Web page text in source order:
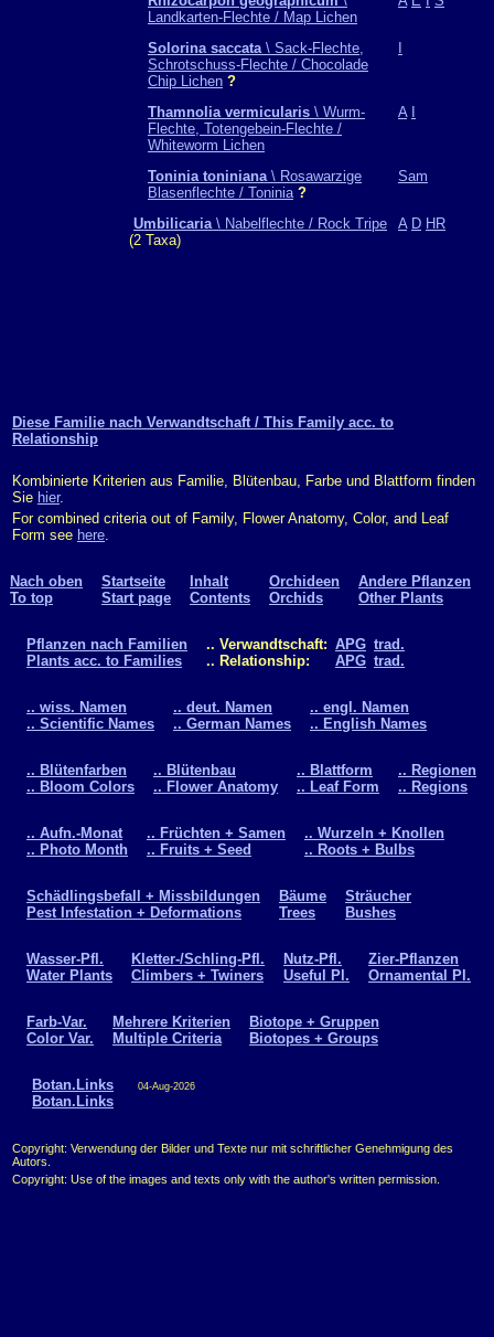
Landkarten-Flechte / Map Lichen
Solorina saccata\ Sack-Flechte,
Schrotschuss-Flechte / Chocolade
Chip Lichen ?
Thamnolia vermicularis \ Wurm-
Flechte, Totengebein-Flechte /
Whiteworm Lichen
A
Toninia toniniana\ Rosawarzige
Blasenflechte / Toninia ?
Sam
Umbilicaria\ Nabelflechte / Rock Tripe
(2 Taxa)
A D HR
Diese Familie nach Verwandtschaft / This Family acc. to
Relationship
Kombinierte Kriterien aus Familie, Blütenbau, Farbe und Blattform finden
Sie hier.
For combined criteria out of Family, Flower Anatomy, Color, and Leaf
Form see here.
Nach oben
To top
Startseite
Start page
Inhalt
Contents
Orchideen
Orchids
Andere Pflanzen
Other Plants
Pflanzen nach Familien
Plants acc. to Families
.. Verwandtschaft:
.. Relationship:
APG
APG
trad.
trad.
.. wiss. Namen
.. Scientific Names
.. deut. Namen
.. German Names
.. engl. Namen
.. English Names
.. Blütenfarben
.. Bloom Colors
.. Blütenbau
.. Flower Anatomy
.. Blattform
.. Leaf Form
.. Regionen
.. Regions
.. Aufn.-Monat
.. Photo Month
.. Früchten + Samen
.. Fruits + Seed
.. Wurzeln + Knollen
.. Roots + Bulbs
Schädlingsbefall + Missbildungen
Pest Infestation + Deformations
Bäume
Trees
Sträucher
Bushes
Wasser-Pfl.
Water Plants
Kletter-/Schling-Pfl.
Climbers + Twiners
Nutz-Pfl.
Useful Pl.
Zier-Pflanzen
Ornamental Pl.
Farb-Var.
Color Var.
Mehrere Kriterien
Multiple Criteria
Biotope + Gruppen
Biotopes + Groups
Botan.Links
Botan.Links
04-Aug-2026
Copyright: Verwendung der Bilder und Texte nur mit schriftlicher Genehmigung des
Autors.
Copyright: Use of the images and texts only with the author's written permission.